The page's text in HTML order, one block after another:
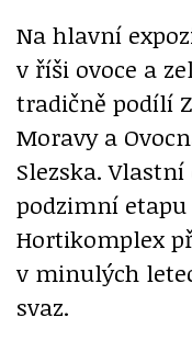
Na hlavní
v říši ovoce a
tradičně podílí
Moravy a
Slezska.
podzimní
Hortikomplex
v minulých
svaz.